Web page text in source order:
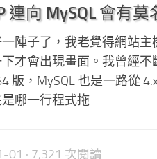
連向 MySQL 會有
陣子了，我老覺得網站
才會出現畫面。我曾經
版，MySQL 也是一路從
哪一行程式拖...
01 · 7,321 次閱讀